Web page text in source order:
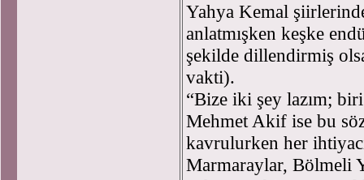
Yahya Kemal
anlatmışken keşke
şekilde dillendirmiş
vakti).
“Bize iki şey lazım;
Mehmet Akif ise bu
kavrulurken her
Marmaraylar, Bölmeli